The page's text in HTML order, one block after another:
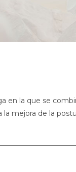
en la que se
la mejora de la